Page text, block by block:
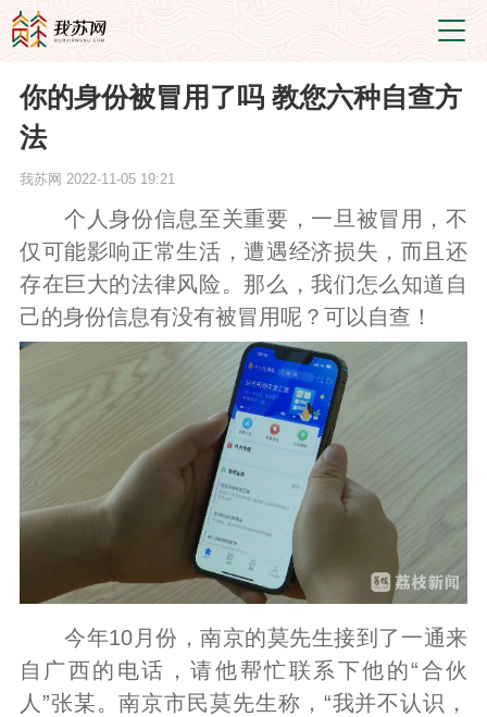
你的身份被冒用了吗 教您六种自查方
法
我苏网 2022-11-05 19:21
个人身份信息至关重要，一旦被冒用，不
仅可能影响正常生活，遭遇经济损失，而且还
存在巨大的法律风险。那么，我们怎么知道自
己的身份信息有没有被冒用呢？可以自查！
今年10月份，南京的莫先生接到了一通来
自广西的电话，请他帮忙联系下他的“合伙
人”张某。南京市民莫先生称，“我并不认识，